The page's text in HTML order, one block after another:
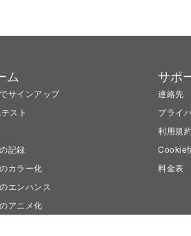
ム
サインアップ
スト
記録
カラー化
エンハンス
アニメ化
サポ
連絡先
プライ
利用規約
Cookie
料金表